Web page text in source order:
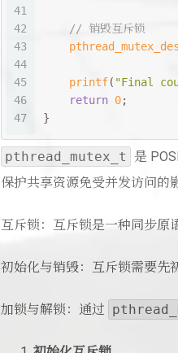
41
42
43
44
45
46
47
// 销毁互斥锁
printf( "Final
return 0;
}
pthread_mutex_t 是
保护共享资源免受并发访问的
互斥锁：互斥锁是一种同步原
初始化与销毁：互斥锁需要先
加锁与解锁：通过